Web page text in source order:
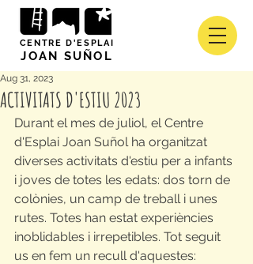
CENTRE D'ESPLAI
JOAN SUÑOL
ACTIVITATS D'ESTIU 2023
Aug 31, 2023
Durant el mes de juliol, el Centre
d'Esplai Joan Suñol ha organitzat
diverses activitats d'estiu per a infants
i joves de totes les edats: dos torn de
colònies, un camp de treball i unes
rutes. Totes han estat experiències
inoblidables i irrepetibles. Tot seguit
us en fem un recull d'aquestes: